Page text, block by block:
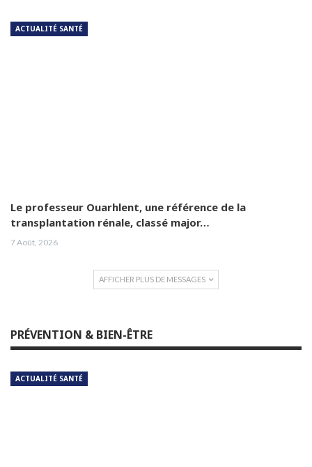
ACTUALITÉ SANTÉ
Le professeur Ouarhlent, une référence de la
transplantation rénale, classé major…
7 Août, 2026
AFFICHER PLUS DE MESSAGES
PRÉVENTION & BIEN-ÊTRE
ACTUALITÉ SANTÉ